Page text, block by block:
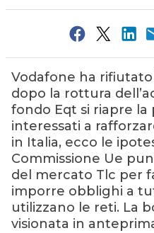
Vodafone ha
dopo la rottura
fondo Eqt si riapre la
interessati a
in Italia, ecco le
Commissione Ue
del mercato Tlc per
imporre obblighi a
utilizzano le reti. La
visionata in